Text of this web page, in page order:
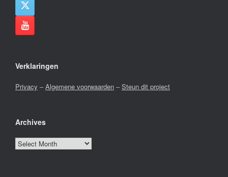
Verklaringen
Privacy –Algemene voorwaarden –Steun dit project
Archives
Archives